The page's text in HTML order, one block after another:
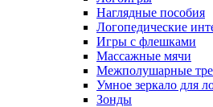
Наглядные пособия
Логопедические
Игры с флешками
Массажные мячи
Межполушарные
Умное зеркало для
Зонды